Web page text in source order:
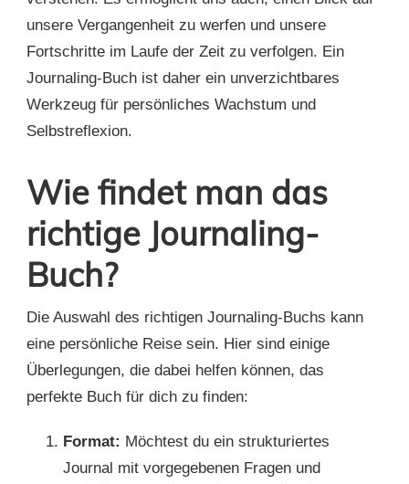
unsere Vergangenheit zu werfen und unsere
Fortschritte im Laufe der Zeit zu verfolgen. Ein
Journaling-Buch ist daher ein unverzichtbares
Werkzeug für persönliches Wachstum und
Selbstreflexion.
Wie findet man das
richtige Journaling-
Buch?
Die Auswahl des richtigen Journaling-Buchs kann
eine persönliche Reise sein. Hier sind einige
Überlegungen, die dabei helfen können, das
perfekte Buch für dich zu finden:
Format: Möchtest du ein strukturiertes
Journal mit vorgegebenen Fragen und